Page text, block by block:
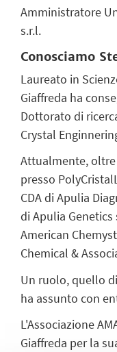
Amministratore
s.r.l.
Conosciamo
Laureato in
Giaffreda ha
Dottorato di
Crystal
Attualmente,
presso
CDA di Apulia
di Apulia
American
Chemical &
Un ruolo, quello
ha assunto con
L'Associazione
Giaffreda per la